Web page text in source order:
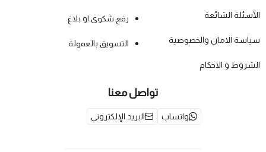
الأسئلة الشائعة
سياسة الامان والخصوصية
الشروط و الاحكام
رفع شكوى او بلاغ
التسويق بالعمولة
تواصل معنا
واتساب البريد الإلكتروني